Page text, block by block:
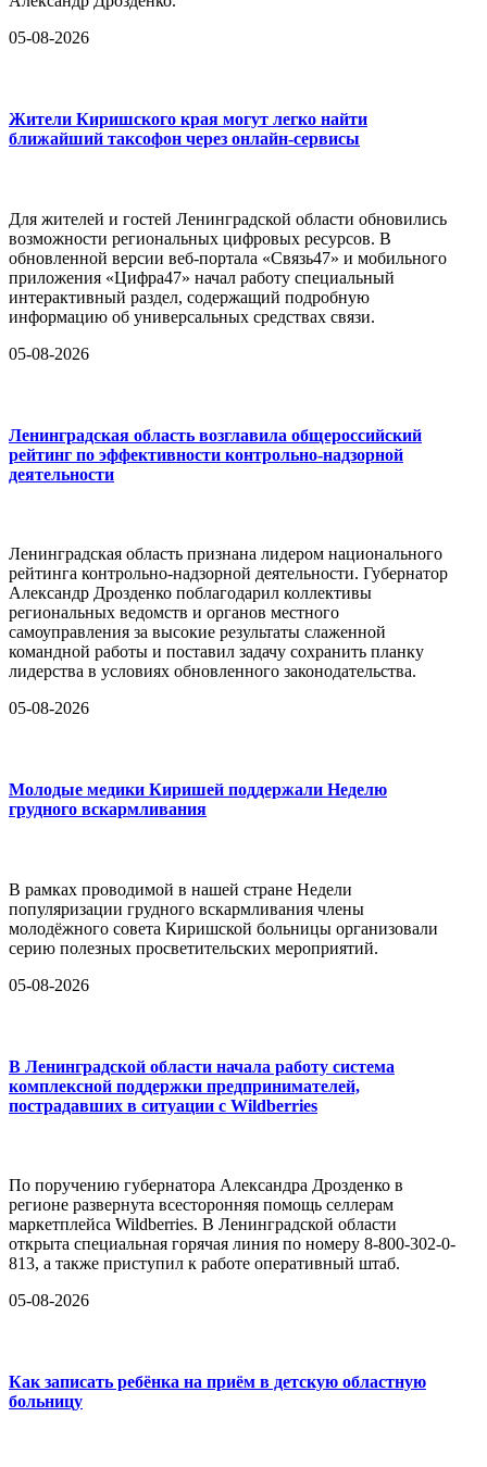
05-08-2026
Жители Киришского края могут легко найти
ближайший таксофон через онлайн-сервисы
Для жителей и гостей Ленинградской области обновились
возможности региональных цифровых ресурсов. В
обновленной версии веб-портала «Связь47» и мобильного
приложения «Цифра47» начал работу специальный
интерактивный раздел, содержащий подробную
информацию об универсальных средствах связи.
05-08-2026
Ленинградская область возглавила общероссийский
рейтинг по эффективности контрольно-надзорной
деятельности
Ленинградская область признана лидером национального
рейтинга контрольно-надзорной деятельности. Губернатор
Александр Дрозденко поблагодарил коллективы
региональных ведомств и органов местного
самоуправления за высокие результаты слаженной
командной работы и поставил задачу сохранить планку
лидерства в условиях обновленного законодательства.
05-08-2026
Молодые медики Киришей поддержали Неделю
грудного вскармливания
В рамках проводимой в нашей стране Недели
популяризации грудного вскармливания члены
молодёжного совета Киришской больницы организовали
серию полезных просветительских мероприятий.
05-08-2026
В Ленинградской области начала работу система
комплексной поддержки предпринимателей,
пострадавших в ситуации с Wildberries
По поручению губернатора Александра Дрозденко в
регионе развернута всесторонняя помощь селлерам
маркетплейса Wildberries. В Ленинградской области
открыта специальная горячая линия по номеру 8-800-302-0-
813, а также приступил к работе оперативный штаб.
05-08-2026
Как записать ребёнка на приём в детскую областную
больницу